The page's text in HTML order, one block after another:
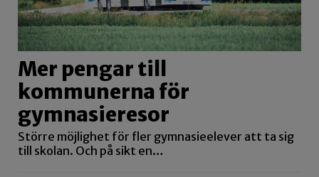
Mer pengar till
kommunerna för
gymnasieresor
Större möjlighet för fler gymnasieelever att ta sig
till skolan. Och på sikt en…